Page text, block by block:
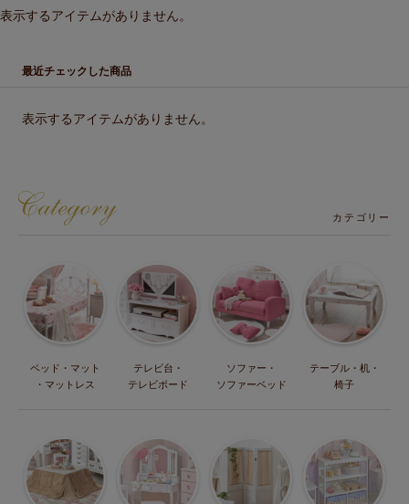
表示するアイテムがありません。
最近チェックした商品
表示するアイテムがありません。
カテゴリー
ベッド・マット
・マットレス
テレビ台・
テレビボード
ソファー・
ソファーベッド
テーブル・机・
椅子